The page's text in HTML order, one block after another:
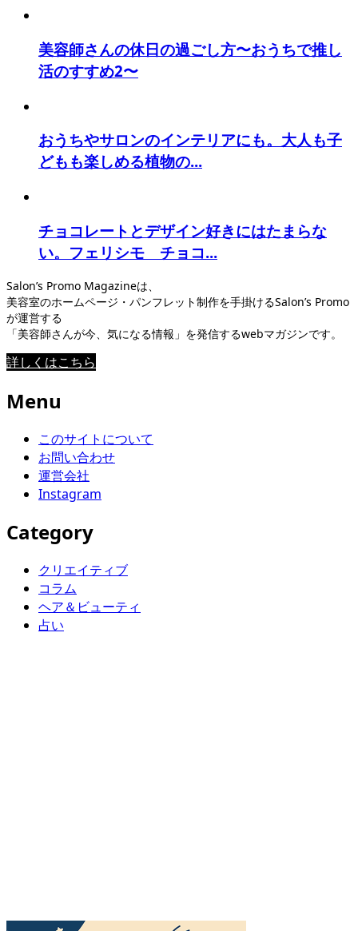
美容師さんの休日の過ごし方〜おうちで推し
活のすすめ2〜
おうちやサロンのインテリアにも。大人も子
どもも楽しめる植物の...
チョコレートとデザイン好きにはたまらな
い。フェリシモ チョコ...
Salon’s Promo Magazineは、
美容室のホームページ・パンフレット制作を手掛けるSalon’s Promo
が運営する
「美容師さんが今、気になる情報」を発信するwebマガジンです。
詳しくはこちら
Menu
このサイトについて
お問い合わせ
運営会社
Instagram
Category
クリエイティブ
コラム
ヘア＆ビューティ
占い